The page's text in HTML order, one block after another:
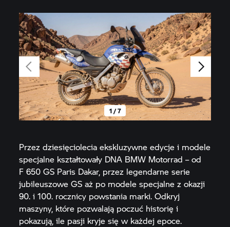
1 / 7
Przez dziesięciolecia ekskluzywne edycje i modele
specjalne kształtowały DNA BMW Motorrad – od
F 650 GS Paris Dakar, przez legendarne serie
jubileuszowe GS aż po modele specjalne z okazji
90. i 100. rocznicy powstania marki. Odkryj
maszyny, które pozwalają poczuć historię i
pokazują, ile pasji kryje się w każdej epoce.